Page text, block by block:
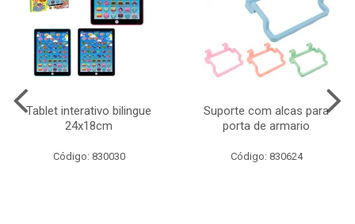
Tablet interativo bilingue
24x18cm
Código: 830030
Suporte com alcas para
porta de armario
Código: 830624